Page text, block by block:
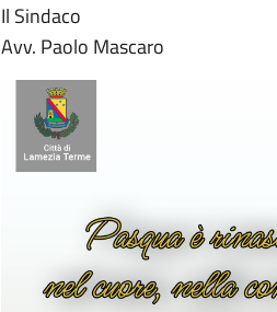
Il Sindaco
Avv. Paolo Mascaro